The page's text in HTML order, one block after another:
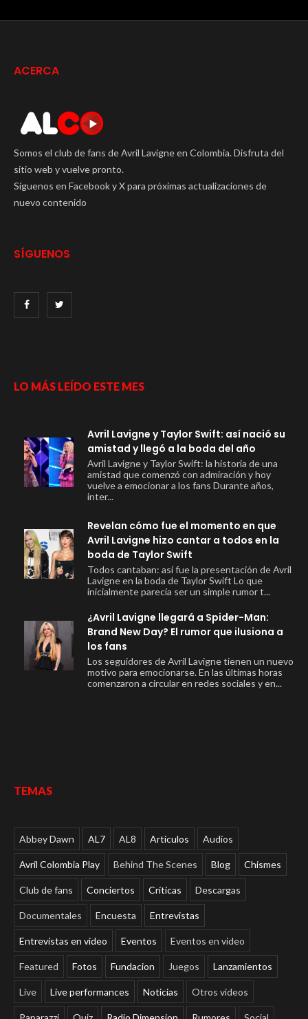
ACERCA
Somos el club de fans de Avril Lavigne en Colombia. Disfruta del
sitio web y vuelve pronto.
Síguenos en Facebook y X para próximas actualizaciones de
nuevo contenido
SÍGUENOS
LO MÁS LEÍDO ESTE MES
Avril Lavigne y Taylor Swift: así nació su
amistad y llegó a la boda del año
Avril Lavigne y Taylor Swift: la historia de una
amistad que comenzó con admiración y hoy
vuelve a emocionar a los fans Durante años,
inter...
Revelan cómo fue el momento en que
Avril Lavigne hizo cantar a todos en la
boda de Taylor Swift
Todos cantaban: así fue la presentación de Avril
Lavigne en la boda de Taylor Swift Lo que
inicialmente parecía ser un simple rumor t...
¿Avril Lavigne llegará a Spider-Man:
Brand New Day? El rumor que ilusiona a
los fans
Los seguidores de Avril Lavigne tienen un nuevo
motivo para emocionarse. En las últimas horas
comenzaron a circular en redes sociales y en...
TEMAS
Abbey Dawn AL7 AL8 Articulos Audios
Avril Colombia Play Behind The Scenes Blog Chismes
Club de fans Conciertos Críticas Descargas
Documentales Encuesta Entrevistas
Entrevistas en video Eventos Eventos en video
Featured Fotos Fundacion Juegos Lanzamientos
Live Live performances Noticias Otros videos